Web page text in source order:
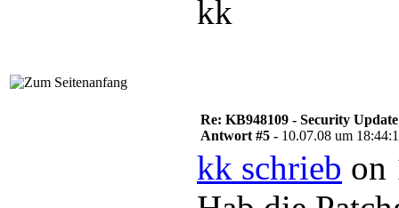
kk
Re: KB948109 - Security
Antwort #5 - 10.07.08 um
kk schrieb on